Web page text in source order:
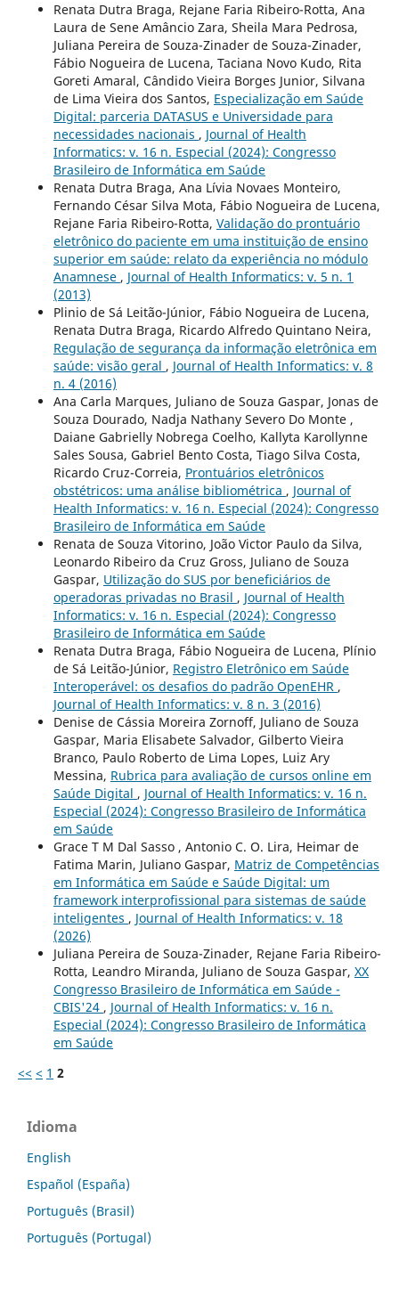
Renata Dutra Braga, Rejane Faria Ribeiro-Rotta, Ana
Laura de Sene Amâncio Zara, Sheila Mara Pedrosa,
Juliana Pereira de Souza-Zinader de Souza-Zinader,
Fábio Nogueira de Lucena, Taciana Novo Kudo, Rita
Goreti Amaral, Cândido Vieira Borges Junior, Silvana
de Lima Vieira dos Santos, Especialização em Saúde
Digital: parceria DATASUS e Universidade para
necessidades nacionais , Journal of Health
Informatics: v. 16 n. Especial (2024): Congresso
Brasileiro de Informática em Saúde
Renata Dutra Braga, Ana Lívia Novaes Monteiro,
Fernando César Silva Mota, Fábio Nogueira de Lucena,
Rejane Faria Ribeiro-Rotta, Validação do prontuário
eletrônico do paciente em uma instituição de ensino
superior em saúde: relato da experiência no módulo
Anamnese , Journal of Health Informatics: v. 5 n. 1
(2013)
Plinio de Sá Leitão-Júnior, Fábio Nogueira de Lucena,
Renata Dutra Braga, Ricardo Alfredo Quintano Neira,
Regulação de segurança da informação eletrônica em
saúde: visão geral , Journal of Health Informatics: v. 8
n. 4 (2016)
Ana Carla Marques, Juliano de Souza Gaspar, Jonas de
Souza Dourado, Nadja Nathany Severo Do Monte ,
Daiane Gabrielly Nobrega Coelho, Kallyta Karollynne
Sales Sousa, Gabriel Bento Costa, Tiago Silva Costa,
Ricardo Cruz-Correia, Prontuários eletrônicos
obstétricos: uma análise bibliométrica , Journal of
Health Informatics: v. 16 n. Especial (2024): Congresso
Brasileiro de Informática em Saúde
Renata de Souza Vitorino, João Victor Paulo da Silva,
Leonardo Ribeiro da Cruz Gross, Juliano de Souza
Gaspar, Utilização do SUS por beneficiários de
operadoras privadas no Brasil , Journal of Health
Informatics: v. 16 n. Especial (2024): Congresso
Brasileiro de Informática em Saúde
Renata Dutra Braga, Fábio Nogueira de Lucena, Plínio
de Sá Leitão-Júnior, Registro Eletrônico em Saúde
Interoperável: os desafios do padrão OpenEHR ,
Journal of Health Informatics: v. 8 n. 3 (2016)
Denise de Cássia Moreira Zornoff, Juliano de Souza
Gaspar, Maria Elisabete Salvador, Gilberto Vieira
Branco, Paulo Roberto de Lima Lopes, Luiz Ary
Messina, Rubrica para avaliação de cursos online em
Saúde Digital , Journal of Health Informatics: v. 16 n.
Especial (2024): Congresso Brasileiro de Informática
em Saúde
Grace T M Dal Sasso , Antonio C. O. Lira, Heimar de
Fatima Marin, Juliano Gaspar, Matriz de Competências
em Informática em Saúde e Saúde Digital: um
framework interprofissional para sistemas de saúde
inteligentes , Journal of Health Informatics: v. 18
(2026)
Juliana Pereira de Souza-Zinader, Rejane Faria Ribeiro-
Rotta, Leandro Miranda, Juliano de Souza Gaspar, XX
Congresso Brasileiro de Informática em Saúde -
CBIS'24 , Journal of Health Informatics: v. 16 n.
Especial (2024): Congresso Brasileiro de Informática
em Saúde
<< < 1 2
Idioma
English
Español (España)
Português (Brasil)
Português (Portugal)